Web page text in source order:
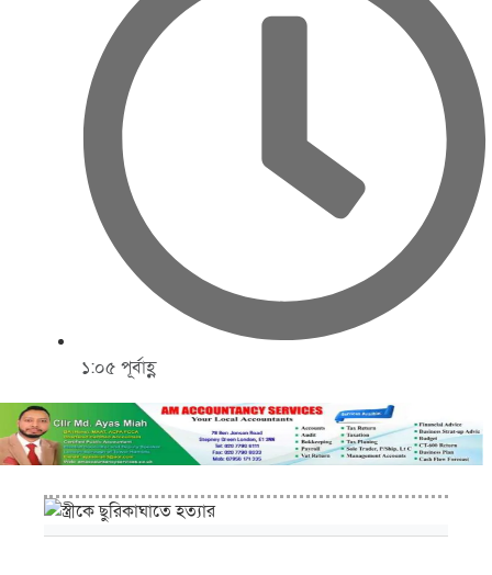
১:০৫ পূর্বাহ্ণ